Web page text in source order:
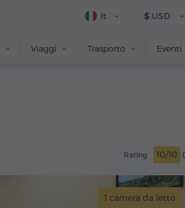
$ USD
It
Viaggi Trasporto Eventi
Rating 10/10
1 camera da letto